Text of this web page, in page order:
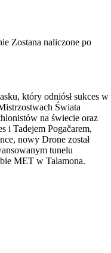
Zostana naliczone po
który odniósł sukces w
Świata
na świecie oraz
i Tadejem Pogačarem,
nowy Drone został
tunelu
MET w Talamona.